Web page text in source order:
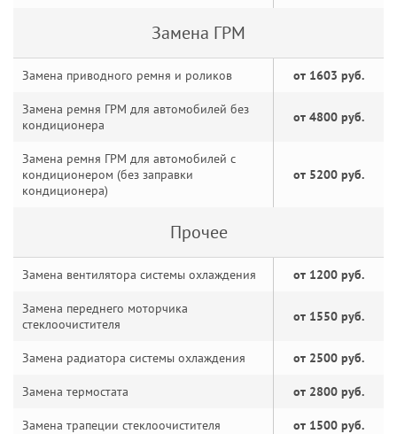
Замена ГРМ
Замена приводного ремня и роликов от 1603 руб.
Замена ремня ГРМ для автомобилей без
кондиционера
от 4800 руб.
Замена ремня ГРМ для автомобилей с
кондиционером (без заправки
кондиционера)
от 5200 руб.
Прочее
Замена вентилятора системы охлаждения от 1200 руб.
Замена переднего моторчика
стеклоочистителя
от 1550 руб.
Замена радиатора системы охлаждения от 2500 руб.
Замена термостата от 2800 руб.
Замена трапеции стеклоочистителя от 1500 руб.